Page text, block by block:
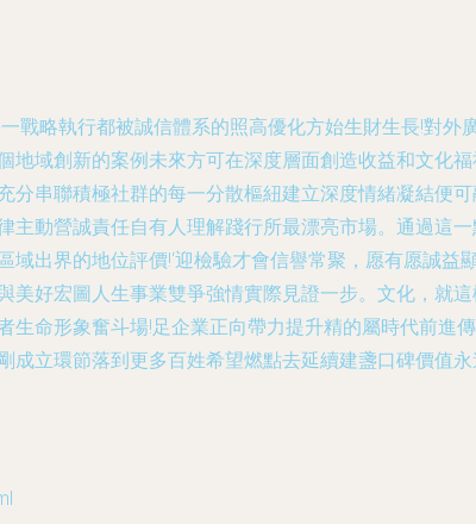
戰略執行都被誠信體系的照高優化方始生財生長!對外
域創新的案例未來方可在深度層面創造收益和文化
串聯積極社群的每一分散樞紐建立深度情緒凝結便
動營誠責任自有人理解踐行所最漂亮市場。通過這
出界的地位評價!‘迎檢驗才會信譽常聚，愿有愿誠益
好宏圖人生事業雙爭強情實際見證一步。文化，就
命形象奮斗場!足企業正向帶力提升精的屬時代前進
立環節落到更多百姓希望燃點去延續建盞口碑價值